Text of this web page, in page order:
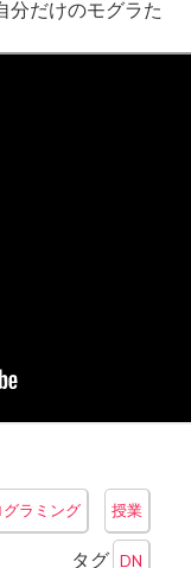
分だけのモグラた
グラミング 授業
タグ DN